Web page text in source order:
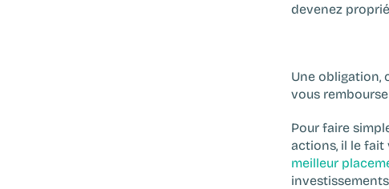
devenez
Une obligation,
vous
Pour faire
meilleur
investissements